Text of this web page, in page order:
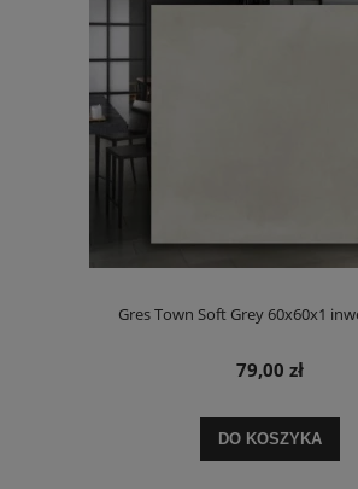
Gres Town Soft Grey 60x60x1
79,00 zł
DO KOSZYKA